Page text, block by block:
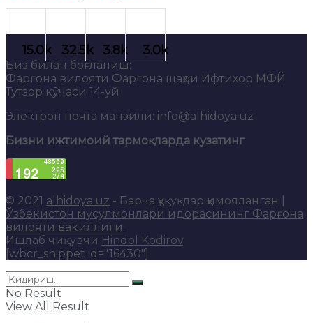
Биз билан боғланиш:
Фарғона вилояти Фарғона шаҳри Ифтихор МФЙ
Тутзор кўчаси 14-уй
Электрон почта манзили: info@alhidoya.uz
Бизни ижтимоий тармоқларда кузатинг
© 2021 alhidoya.uz - Барча ҳуқуқлар ҳимояланган |
Ўзбекистон мусулмонлари идорасининг Фарғона
вилояти вакиллиги.
Ишлаб чиқувчи Hindol Kodirov.
[wbcr_snippet id="16430"]
No Result
View All Result